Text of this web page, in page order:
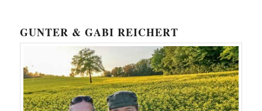
GUNTER & GABI REICHERT